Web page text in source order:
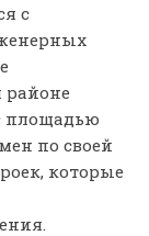
с
районе
площадью
по своей
которые